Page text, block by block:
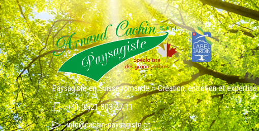
Paysagiste en Suisse romande – Création, entretien et expertise
+41 (0)21 803 27 11
info@cachin-paysagiste.ch